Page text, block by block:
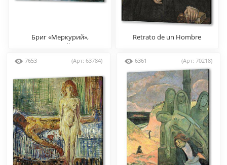
Бриг «Меркурий»,
атакованный двумя
Retrato de un Hombre
7653 (Арт: 63784) 6361 (Арт: 70218)